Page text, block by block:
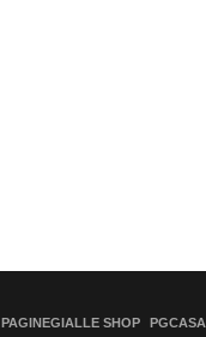
PAGINEGIALLE SHOP PGCASA